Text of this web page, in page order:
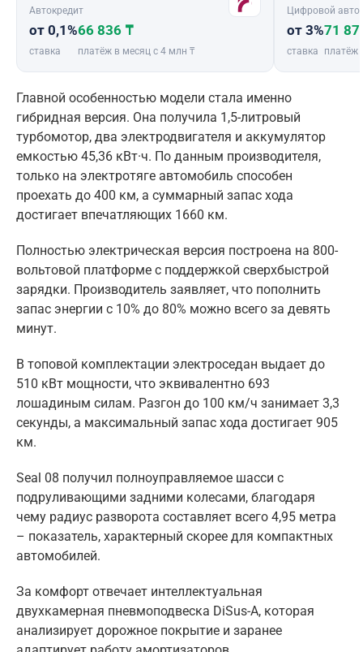
Автокредит
от 0,1%
ставка
66 836 ₸
платёж в месяц с 4 млн ₸
Цифровой
от 3%
ставка
71
платёж
Главной особенностью модели стала именно
гибридная версия. Она получила 1,5-литровый
турбомотор, два электродвигателя и аккумулятор
емкостью 45,36 кВт·ч. По данным производителя,
только на электротяге автомобиль способен
проехать до 400 км, а суммарный запас хода
достигает впечатляющих 1660 км.
Полностью электрическая версия построена на 800-
вольтовой платформе с поддержкой сверхбыстрой
зарядки. Производитель заявляет, что пополнить
запас энергии с 10% до 80% можно всего за девять
минут.
В топовой комплектации электроседан выдает до
510 кВт мощности, что эквивалентно 693
лошадиным силам. Разгон до 100 км/ч занимает 3,3
секунды, а максимальный запас хода достигает 905
км.
Seal 08 получил полноуправляемое шасси с
подруливающими задними колесами, благодаря
чему радиус разворота составляет всего 4,95 метра
– показатель, характерный скорее для компактных
автомобилей.
За комфорт отвечает интеллектуальная
двухкамерная пневмоподвеска DiSus-A, которая
анализирует дорожное покрытие и заранее